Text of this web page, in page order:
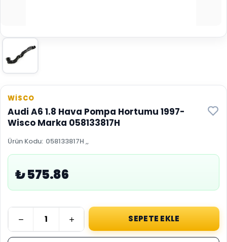
WİSCO
Audi A6 1.8 Hava Pompa Hortumu 1997-
Wisco Marka 058133817H
Ürün Kodu: 058133817H ,,
₺ 575.86
SEPETE EKLE